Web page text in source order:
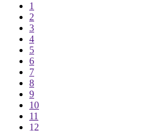
1
2
3
4
5
6
7
8
9
10
11
12